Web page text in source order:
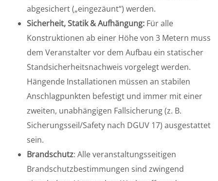
abgesichert („eingezäunt“) werden.
Sicherheit, Statik & Aufhängung: Für alle
Konstruktionen ab einer Höhe von 3 Metern muss
dem Veranstalter vor dem Aufbau ein statischer
Standsicherheitsnachweis vorgelegt werden.
Hängende Installationen müssen an stabilen
Anschlagpunkten befestigt und immer mit einer
zweiten, unabhängigen Fallsicherung (z. B.
Sicherungsseil/Safety nach DGUV 17) ausgestattet
sein.
Brandschutz: Alle veranstaltungsseitigen
Brandschutzbestimmungen sind zwingend